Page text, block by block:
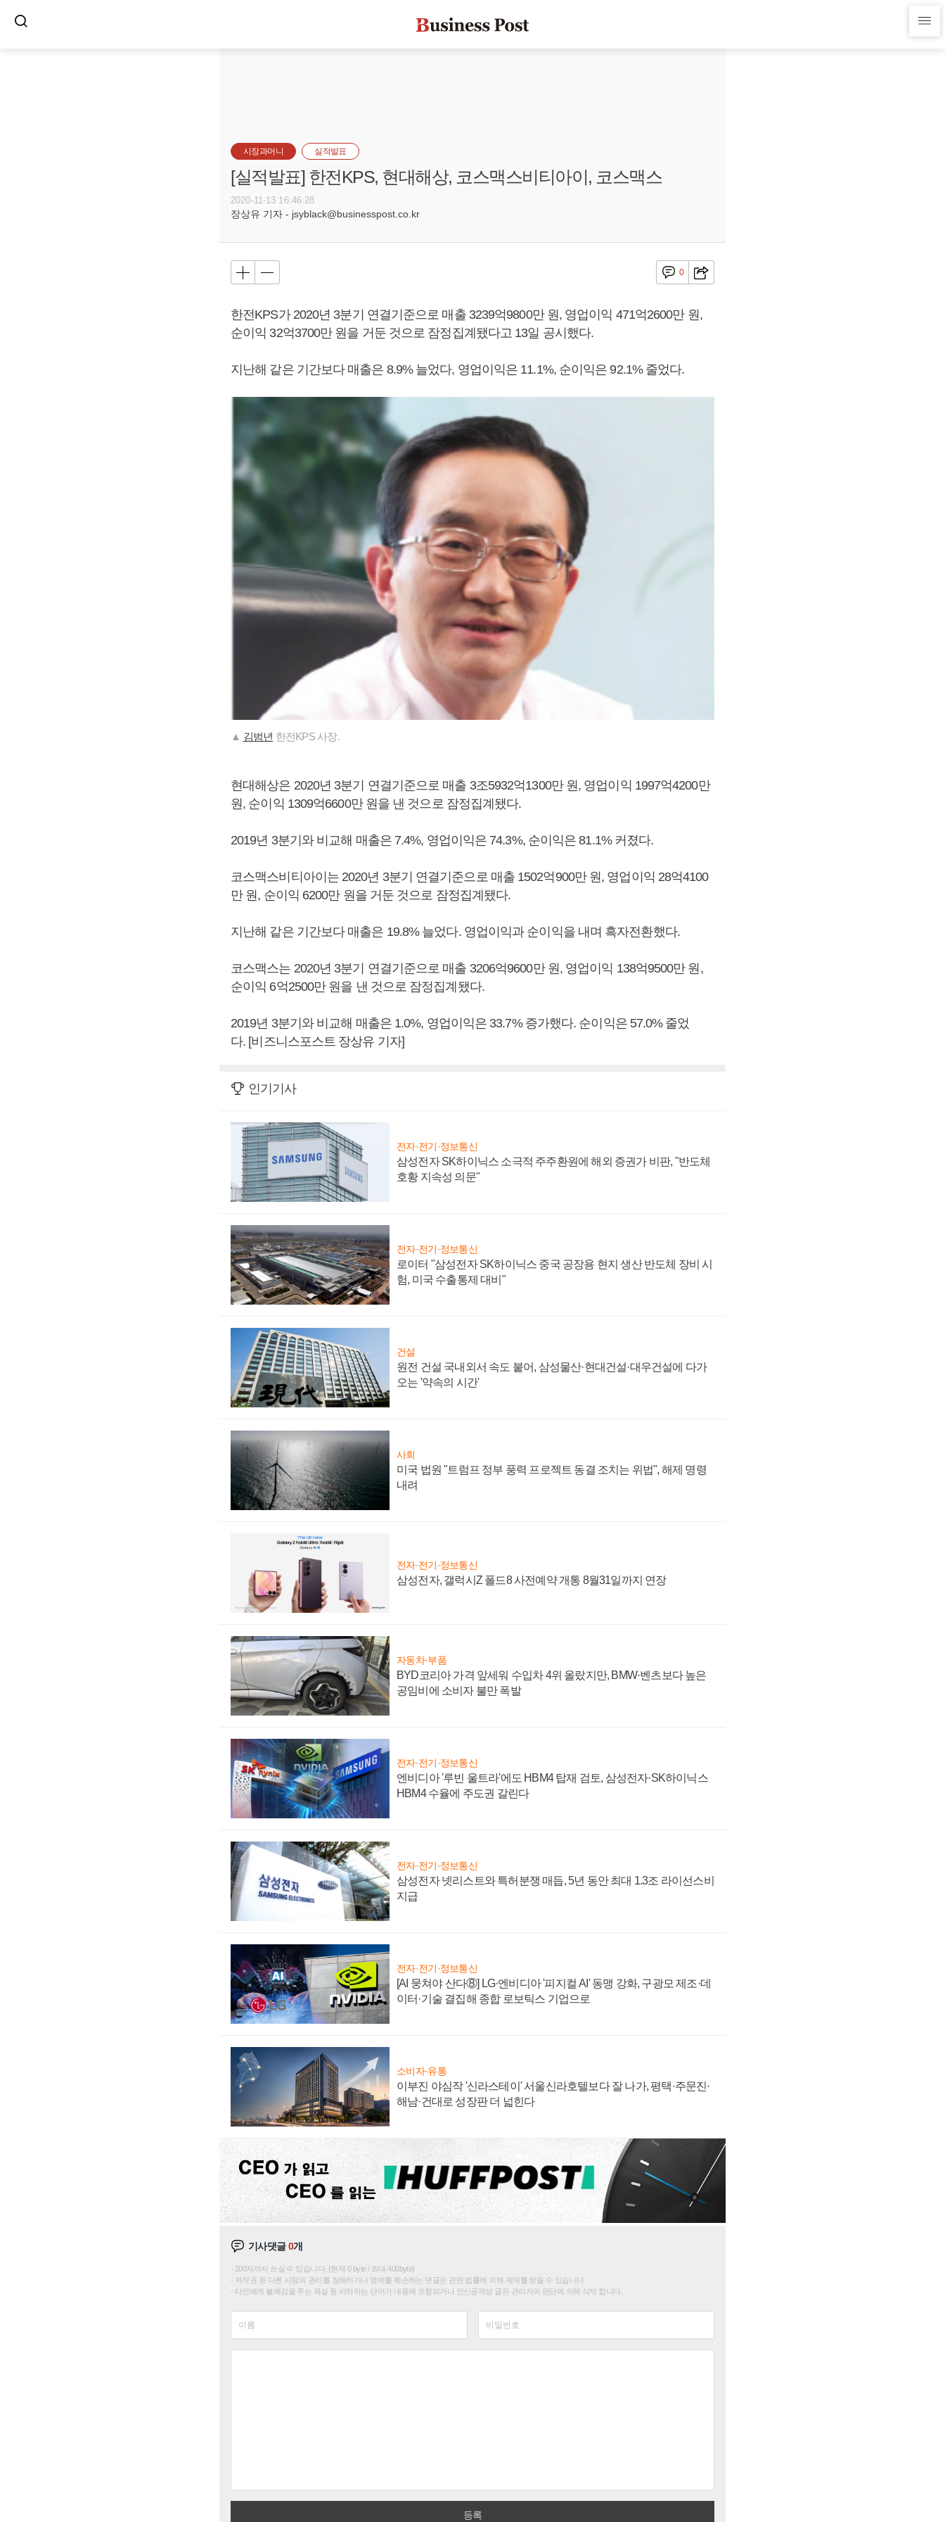
시장과머니 실적발표
[실적발표] 한전KPS, 현대해상, 코스맥스비티아이, 코스맥스
2020-11-13 16:46:28
장상유 기자 - jsyblack@businesspost.co.kr
0
한전KPS가 2020년 3분기 연결기준으로 매출 3239억9800만 원, 영업이익 471억2600만 원,
순이익 32억3700만 원을 거둔 것으로 잠정집계됐다고 13일 공시했다.
지난해 같은 기간보다 매출은 8.9% 늘었다, 영업이익은 11.1%, 순이익은 92.1% 줄었다.
▲ 김범년 한전KPS 사장.
현대해상은 2020년 3분기 연결기준으로 매출 3조5932억1300만 원, 영업이익 1997억4200만
원, 순이익 1309억6600만 원을 낸 것으로 잠정집계됐다.
2019년 3분기와 비교해 매출은 7.4%, 영업이익은 74.3%, 순이익은 81.1% 커졌다.
코스맥스비티아이는 2020년 3분기 연결기준으로 매출 1502억900만 원, 영업이익 28억4100
만 원, 순이익 6200만 원을 거둔 것으로 잠정집계됐다.
지난해 같은 기간보다 매출은 19.8% 늘었다. 영업이익과 순이익을 내며 흑자전환했다.
코스맥스는 2020년 3분기 연결기준으로 매출 3206억9600만 원, 영업이익 138억9500만 원,
순이익 6억2500만 원을 낸 것으로 잠정집계됐다.
2019년 3분기와 비교해 매출은 1.0%, 영업이익은 33.7% 증가했다. 순이익은 57.0% 줄었
다. [비즈니스포스트 장상유 기자]
인기기사
전자·전기·정보통신
삼성전자 SK하이닉스 소극적 주주환원에 해외 증권가 비판, "반도체
호황 지속성 의문"
전자·전기·정보통신
로이터 "삼성전자 SK하이닉스 중국 공장용 현지 생산 반도체 장비 시
험, 미국 수출통제 대비"
건설
원전 건설 국내외서 속도 붙어, 삼성물산·현대건설·대우건설에 다가
오는 '약속의 시간'
사회
미국 법원 "트럼프 정부 풍력 프로젝트 동결 조치는 위법", 해제 명령
내려
전자·전기·정보통신
삼성전자, 갤럭시Z 폴드8 사전예약 개통 8월31일까지 연장
자동차·부품
BYD코리아 가격 앞세워 수입차 4위 올랐지만, BMW·벤츠보다 높은
공임비에 소비자 불만 폭발
전자·전기·정보통신
엔비디아 '루빈 울트라'에도 HBM4 탑재 검토, 삼성전자·SK하이닉스
HBM4 수율에 주도권 갈린다
전자·전기·정보통신
삼성전자 넷리스트와 특허분쟁 매듭, 5년 동안 최대 1.3조 라이선스비
지급
전자·전기·정보통신
[AI 뭉쳐야 산다⑧] LG·엔비디아 '피지컬 AI' 동맹 강화, 구광모 제조·데
이터·기술 결집해 종합 로보틱스 기업으로
소비자·유통
이부진 야심작 '신라스테이' 서울신라호텔보다 잘 나가, 평택·주문진·
해남·건대로 성장판 더 넓힌다
기사댓글0개
200자까지 쓰실 수 있습니다. (현재 0 byte / 최대 400byte)
저작권 등 다른 사람의 권리를 침해하거나 명예를 훼손하는 댓글은 관련 법률에 의해 제재를 받을 수 있습니다.
타인에게 불쾌감을 주는 욕설 등 비하하는 단어가 내용에 포함되거나 인신공격성 글은 관리자의 판단에 의해 삭제 합니다.